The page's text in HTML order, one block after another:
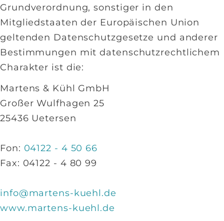
Grundverordnung, sonstiger in den
Mitgliedstaaten der Europäischen Union
geltenden Datenschutzgesetze und anderer
Bestimmungen mit datenschutzrechtlichem
Charakter ist die:
Martens & Kühl GmbH
Großer Wulfhagen 25
25436 Uetersen
Fon: 04122 - 4 50 66
Fax: 04122 - 4 80 99
info@martens-kuehl.de
www.martens-kuehl.de